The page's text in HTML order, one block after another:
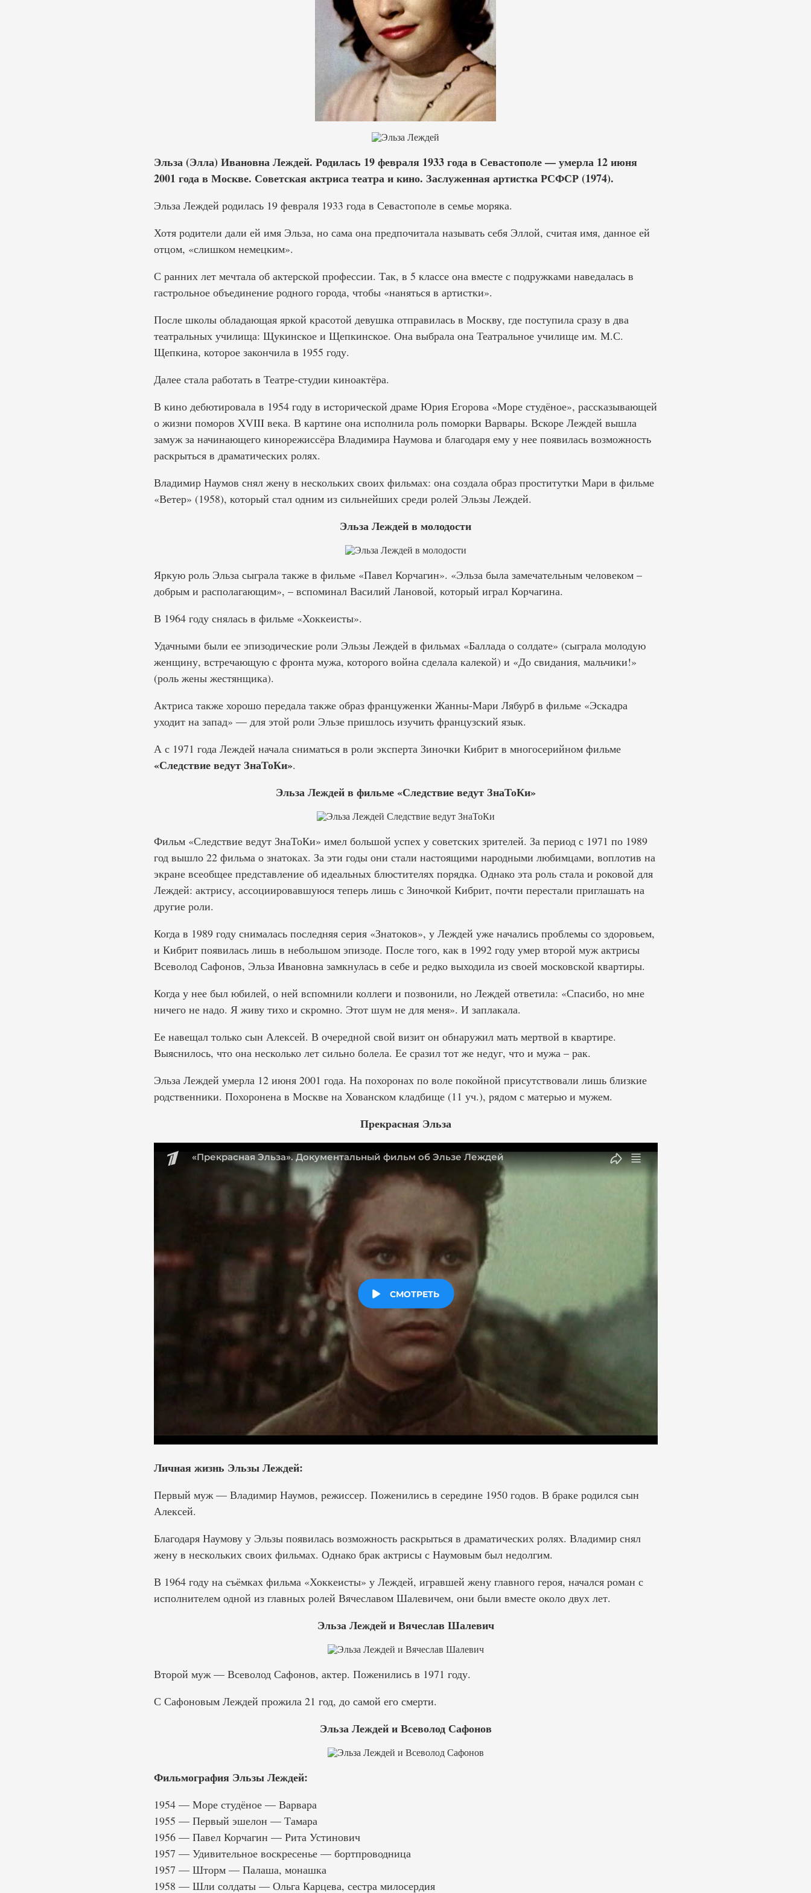
Эльза (Элла) Ивановна Леждей. Родилась 19 февраля 1933 года в Севастополе — умерла 12 июня
2001 года в Москве. Советская актриса театра и кино. Заслуженная артистка РСФСР (1974).
Эльза Леждей родилась 19 февраля 1933 года в Севастополе в семье моряка.
Хотя родители дали ей имя Эльза, но сама она предпочитала называть себя Эллой, считая имя, данное ей
отцом, «слишком немецким».
С ранних лет мечтала об актерской профессии. Так, в 5 классе она вместе с подружками наведалась в
гастрольное объединение родного города, чтобы «наняться в артистки».
После школы обладающая яркой красотой девушка отправилась в Москву, где поступила сразу в два
театральных училища: Щукинское и Щепкинское. Она выбрала она Театральное училище им. М.С.
Щепкина, которое закончила в 1955 году.
Далее стала работать в Театре-студии киноактёра.
В кино дебютировала в 1954 году в исторической драме Юрия Егорова «Море студёное», рассказывающей
о жизни поморов XVIII века. В картине она исполнила роль поморки Варвары. Вскоре Леждей вышла
замуж за начинающего кинорежиссёра Владимира Наумова и благодаря ему у нее появилась возможность
раскрыться в драматических ролях.
Владимир Наумов снял жену в нескольких своих фильмах: она создала образ проститутки Мари в фильме
«Ветер» (1958), который стал одним из сильнейших среди ролей Эльзы Леждей.
Эльза Леждей в молодости
Яркую роль Эльза сыграла также в фильме «Павел Корчагин». «Эльза была замечательным человеком –
добрым и располагающим», – вспоминал Василий Лановой, который играл Корчагина.
В 1964 году снялась в фильме «Хоккеисты».
Удачными были ее эпизодические роли Эльзы Леждей в фильмах «Баллада о солдате» (сыграла молодую
женщину, встречающую с фронта мужа, которого война сделала калекой) и «До свидания, мальчики!»
(роль жены жестянщика).
Актриса также хорошо передала также образ француженки Жанны-Мари Лябурб в фильме «Эскадра
уходит на запад» — для этой роли Эльзе пришлось изучить французский язык.
А с 1971 года Леждей начала сниматься в роли эксперта Зиночки Кибрит в многосерийном фильме
«Следствие ведут ЗнаТоКи».
Эльза Леждей в фильме «Следствие ведут ЗнаТоКи»
Фильм «Следствие ведут ЗнаТоКи» имел большой успех у советских зрителей. За период с 1971 по 1989
год вышло 22 фильма о знатоках. За эти годы они стали настоящими народными любимцами, воплотив на
экране всеобщее представление об идеальных блюстителях порядка. Однако эта роль стала и роковой для
Леждей: актрису, ассоциировавшуюся теперь лишь с Зиночкой Кибрит, почти перестали приглашать на
другие роли.
Когда в 1989 году снималась последняя серия «Знатоков», у Леждей уже начались проблемы со здоровьем,
и Кибрит появилась лишь в небольшом эпизоде. После того, как в 1992 году умер второй муж актрисы
Всеволод Сафонов, Эльза Ивановна замкнулась в себе и редко выходила из своей московской квартиры.
Когда у нее был юбилей, о ней вспомнили коллеги и позвонили, но Леждей ответила: «Спасибо, но мне
ничего не надо. Я живу тихо и скромно. Этот шум не для меня». И заплакала.
Ее навещал только сын Алексей. В очередной свой визит он обнаружил мать мертвой в квартире.
Выяснилось, что она несколько лет сильно болела. Ее сразил тот же недуг, что и мужа – рак.
Эльза Леждей умерла 12 июня 2001 года. На похоронах по воле покойной присутствовали лишь близкие
родственники. Похоронена в Москве на Хованском кладбище (11 уч.), рядом с матерью и мужем.
Прекрасная Эльза
Личная жизнь Эльзы Леждей:
Первый муж — Владимир Наумов, режиссер. Поженились в середине 1950 годов. В браке родился сын
Алексей.
Благодаря Наумову у Эльзы появилась возможность раскрыться в драматических ролях. Владимир снял
жену в нескольких своих фильмах. Однако брак актрисы с Наумовым был недолгим.
В 1964 году на съёмках фильма «Хоккеисты» у Леждей, игравшей жену главного героя, начался роман с
исполнителем одной из главных ролей Вячеславом Шалевичем, они были вместе около двух лет.
Эльза Леждей и Вячеслав Шалевич
Второй муж — Всеволод Сафонов, актер. Поженились в 1971 году.
С Сафоновым Леждей прожила 21 год, до самой его смерти.
Эльза Леждей и Всеволод Сафонов
Фильмография Эльзы Леждей:
1954 — Море студёное — Варвара
1955 — Первый эшелон — Тамара
1956 — Павел Корчагин — Рита Устинович
1957 — Удивительное воскресенье — бортпроводница
1957 — Шторм — Палаша, монашка
1958 — Шли солдаты — Ольга Карцева, сестра милосердия